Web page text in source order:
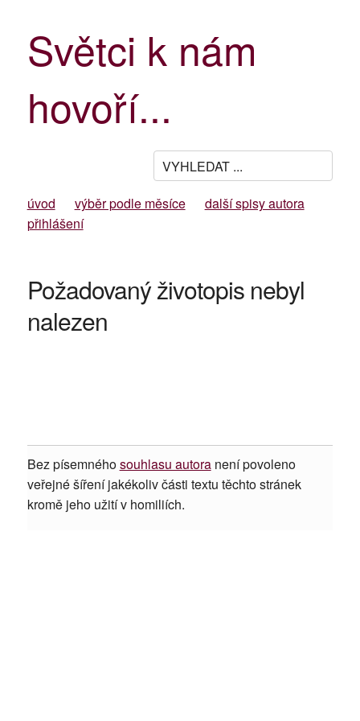
Světci k nám
hovoří...
úvod výběr podle měsíce
další spisy autora
přihlášení
Požadovaný životopis nebyl
nalezen
Bez písemnéhosouhlasu autoranení povoleno
veřejné šíření jakékoliv části textu těchto stránek
kromě jeho užití v homiliích.